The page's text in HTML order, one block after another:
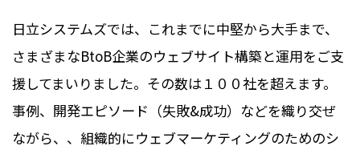
日立システムズでは、これまでに中堅から大手まで、
さまざまなBtoB企業のウェブサイト構築と運用をご支
援してまいりました。その数は１００社を超えます。
事例、開発エピソード（失敗&成功）などを織り交ぜ
ながら、、組織的にウェブマーケティングのためのシ